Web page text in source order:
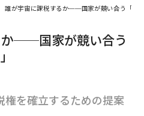
誰が宇宙に課税するか──国家が競い合う「最
──国家が競い合う
権を確立するための提案